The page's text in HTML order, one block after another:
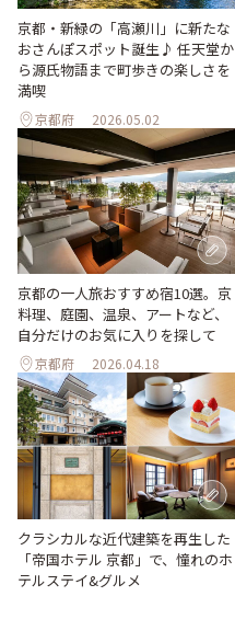
京都・新緑の「高瀬川」に新たな
おさんぽスポット誕生♪ 任天堂か
ら源氏物語まで町歩きの楽しさを
満喫
京都府 2026.05.02
京都の一人旅おすすめ宿10選。京
料理、庭園、温泉、アートなど、
自分だけのお気に入りを探して
京都府 2026.04.18
クラシカルな近代建築を再生した
「帝国ホテル 京都」で、憧れのホ
テルステイ&グルメ